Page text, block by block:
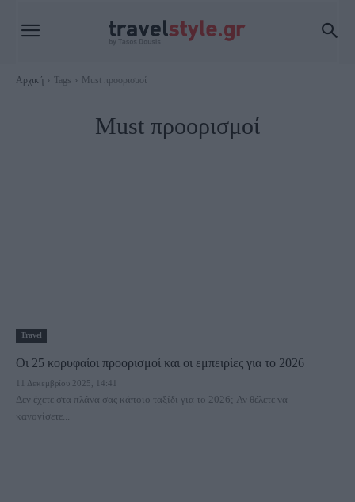
Αρχική Tags Must προορισμοί
Must προορισμοί
Travel
Οι 25 κορυφαίοι προορισμοί και οι εμπειρίες για το 2026
11 Δεκεμβρίου 2025, 14:41
Δεν έχετε στα πλάνα σας κάποιο ταξίδι για το 2026; Αν θέλετε να
κανονίσετε...